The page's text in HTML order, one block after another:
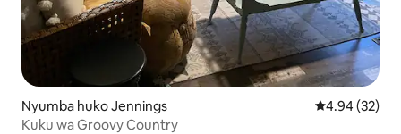
Nyumba huko Jennings Ukadiriaji wa
4.94 (32)
Kuku wa Groovy Country